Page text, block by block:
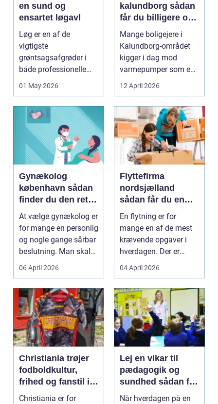
en sund og
ensartet løgavl
Løg er en af de
vigtigste
grøntsagsafgrøder i
både professionelle
køkkenhaver og større
landbrugspro...
01 May 2026
kalundborg sådan
får du billigere og
mere bæredygtig
varme
Mange boligejere i
Kalundborg-området
kigger i dag mod
varmepumper som en
vej til lavere
varmeregnin...
12 April 2026
Gynækolog
københavn sådan
finder du den rette
specialist
At vælge gynækolog er
for mange en personlig
og nogle gange sårbar
beslutning. Man skal
både føle si...
06 April 2026
Flyttefirma
nordsjælland
sådan får du en
tryg og effektiv
flytning
En flytning er for
mange en af de mest
krævende opgaver i
hverdagen. Der er
meget at holde styr på,
04 April 2026
Christiania trøjer
fodboldkultur,
frihed og fanstil i
ét
Christiania er for
Lej en vikar til
pædagogik og
sundhed sådan får
du den rette hjælp
Når hverdagen på en